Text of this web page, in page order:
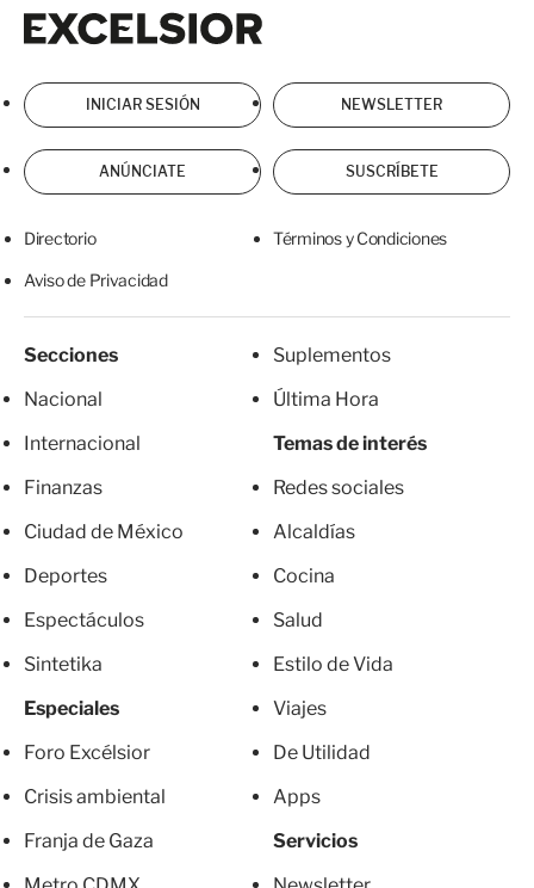
INICIAR SESIÓN NEWSLETTER
ANÚNCIATE SUSCRÍBETE
Directorio Términos y Condiciones
Aviso de Privacidad
Secciones
Nacional
Internacional
Finanzas
Ciudad de México
Deportes
Espectáculos
Sintetika
Especiales
Foro Excélsior
Crisis ambiental
Franja de Gaza
Suplementos
Última Hora
Temas de interés
Redes sociales
Alcaldías
Cocina
Salud
Estilo de Vida
Viajes
De Utilidad
Apps
Servicios